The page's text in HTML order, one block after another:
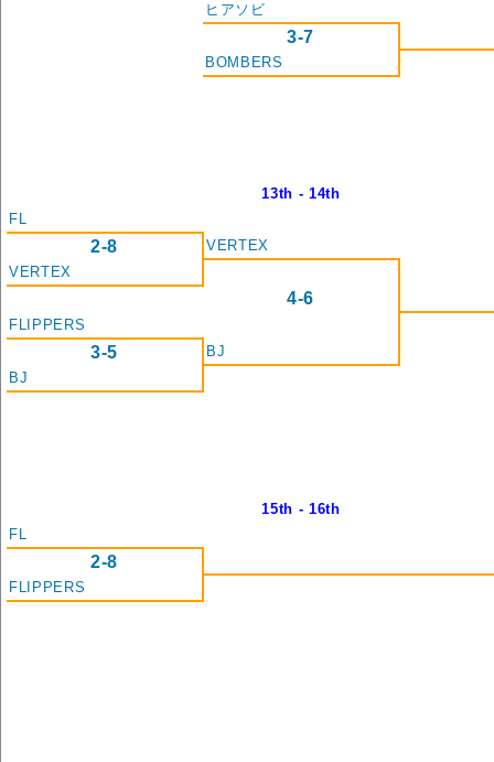
ヒアソビ
3-7
BOMBERS
13th - 14th
FL
2-8
VERTEX
VERTEX
4-6
FLIPPERS
3-5
BJ
BJ
15th - 16th
FL
2-8
FLIPPERS